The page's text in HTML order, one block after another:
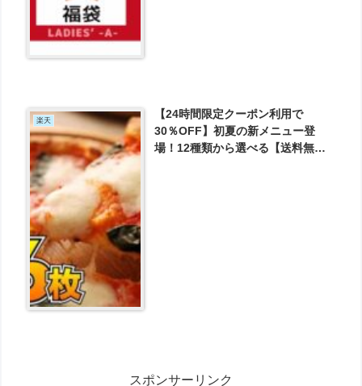
楽天
【24時間限定クーポン利用で
30％OFF】初夏の新メニュー登
場！12種類から選べる【送料無
スポンサーリンク